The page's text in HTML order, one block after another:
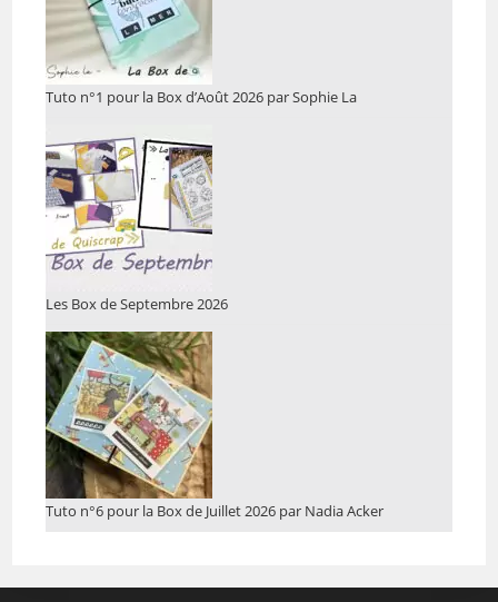
Tuto n°1 pour la Box d’Août 2026 par Sophie La
Les Box de Septembre 2026
Tuto n°6 pour la Box de Juillet 2026 par Nadia Acker